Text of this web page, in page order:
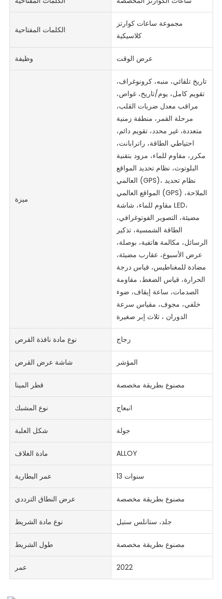
الكلمات المفتاحية
مجموعة ساعات كوارتز
كلاسيكية
وظيفة عرض الوقت
ميزة
تاريخ تلقائي، منبه، كرونوغراف،
تقويم كامل، يوم/تاريخ، غواص،
مراقب معدل ضربات القلب،
مرحلة القمر، منطقة زمنية
متعددة، غير محدد، تقويم دائم،
احتياطي الطاقة، راترابانت،
مكرر، مقاوم للماء، مزود بتقنية
البلوتوث، نظام تحديد المواقع
العالمي (GPS)، نظام تحديد
المواقع العالمي (GPS) الملاحة،
مقاوم للماء، شاشة LED،
مضيئة، التصوير الفوتوغرافي،
الطاقة الشمسية، تذكير
الرسائل، مكالمة هاتفية، بوصلة،
عرض الأسبوع، عقارب مضيئة،
مضادة للمغناطيس، قياس درجة
الحرارة، قياس الضغط، مقاومة
الصدمات، ساعة إيقاف، ضوء
خلفي، مجوف، مقياس سرعة
الدوران ، ثلاث إبر صغيرة
نوع مادة نافذة القرص زجاج
شاشة عرض القرص المؤشر
قطر المينا مصنوع بطريقة مخصصة
نوع المشبك انبعاج
شكل العلبة جولة
مادة الغلاف ALLOY
عمر البطارية 13 سنوات
عرض النطاق الترددي مصنوع بطريقة مخصصة
نوع مادة الشريط جلد، ستانلس ستيل
طول الشريط مصنوع بطريقة مخصصة
عمر 2022